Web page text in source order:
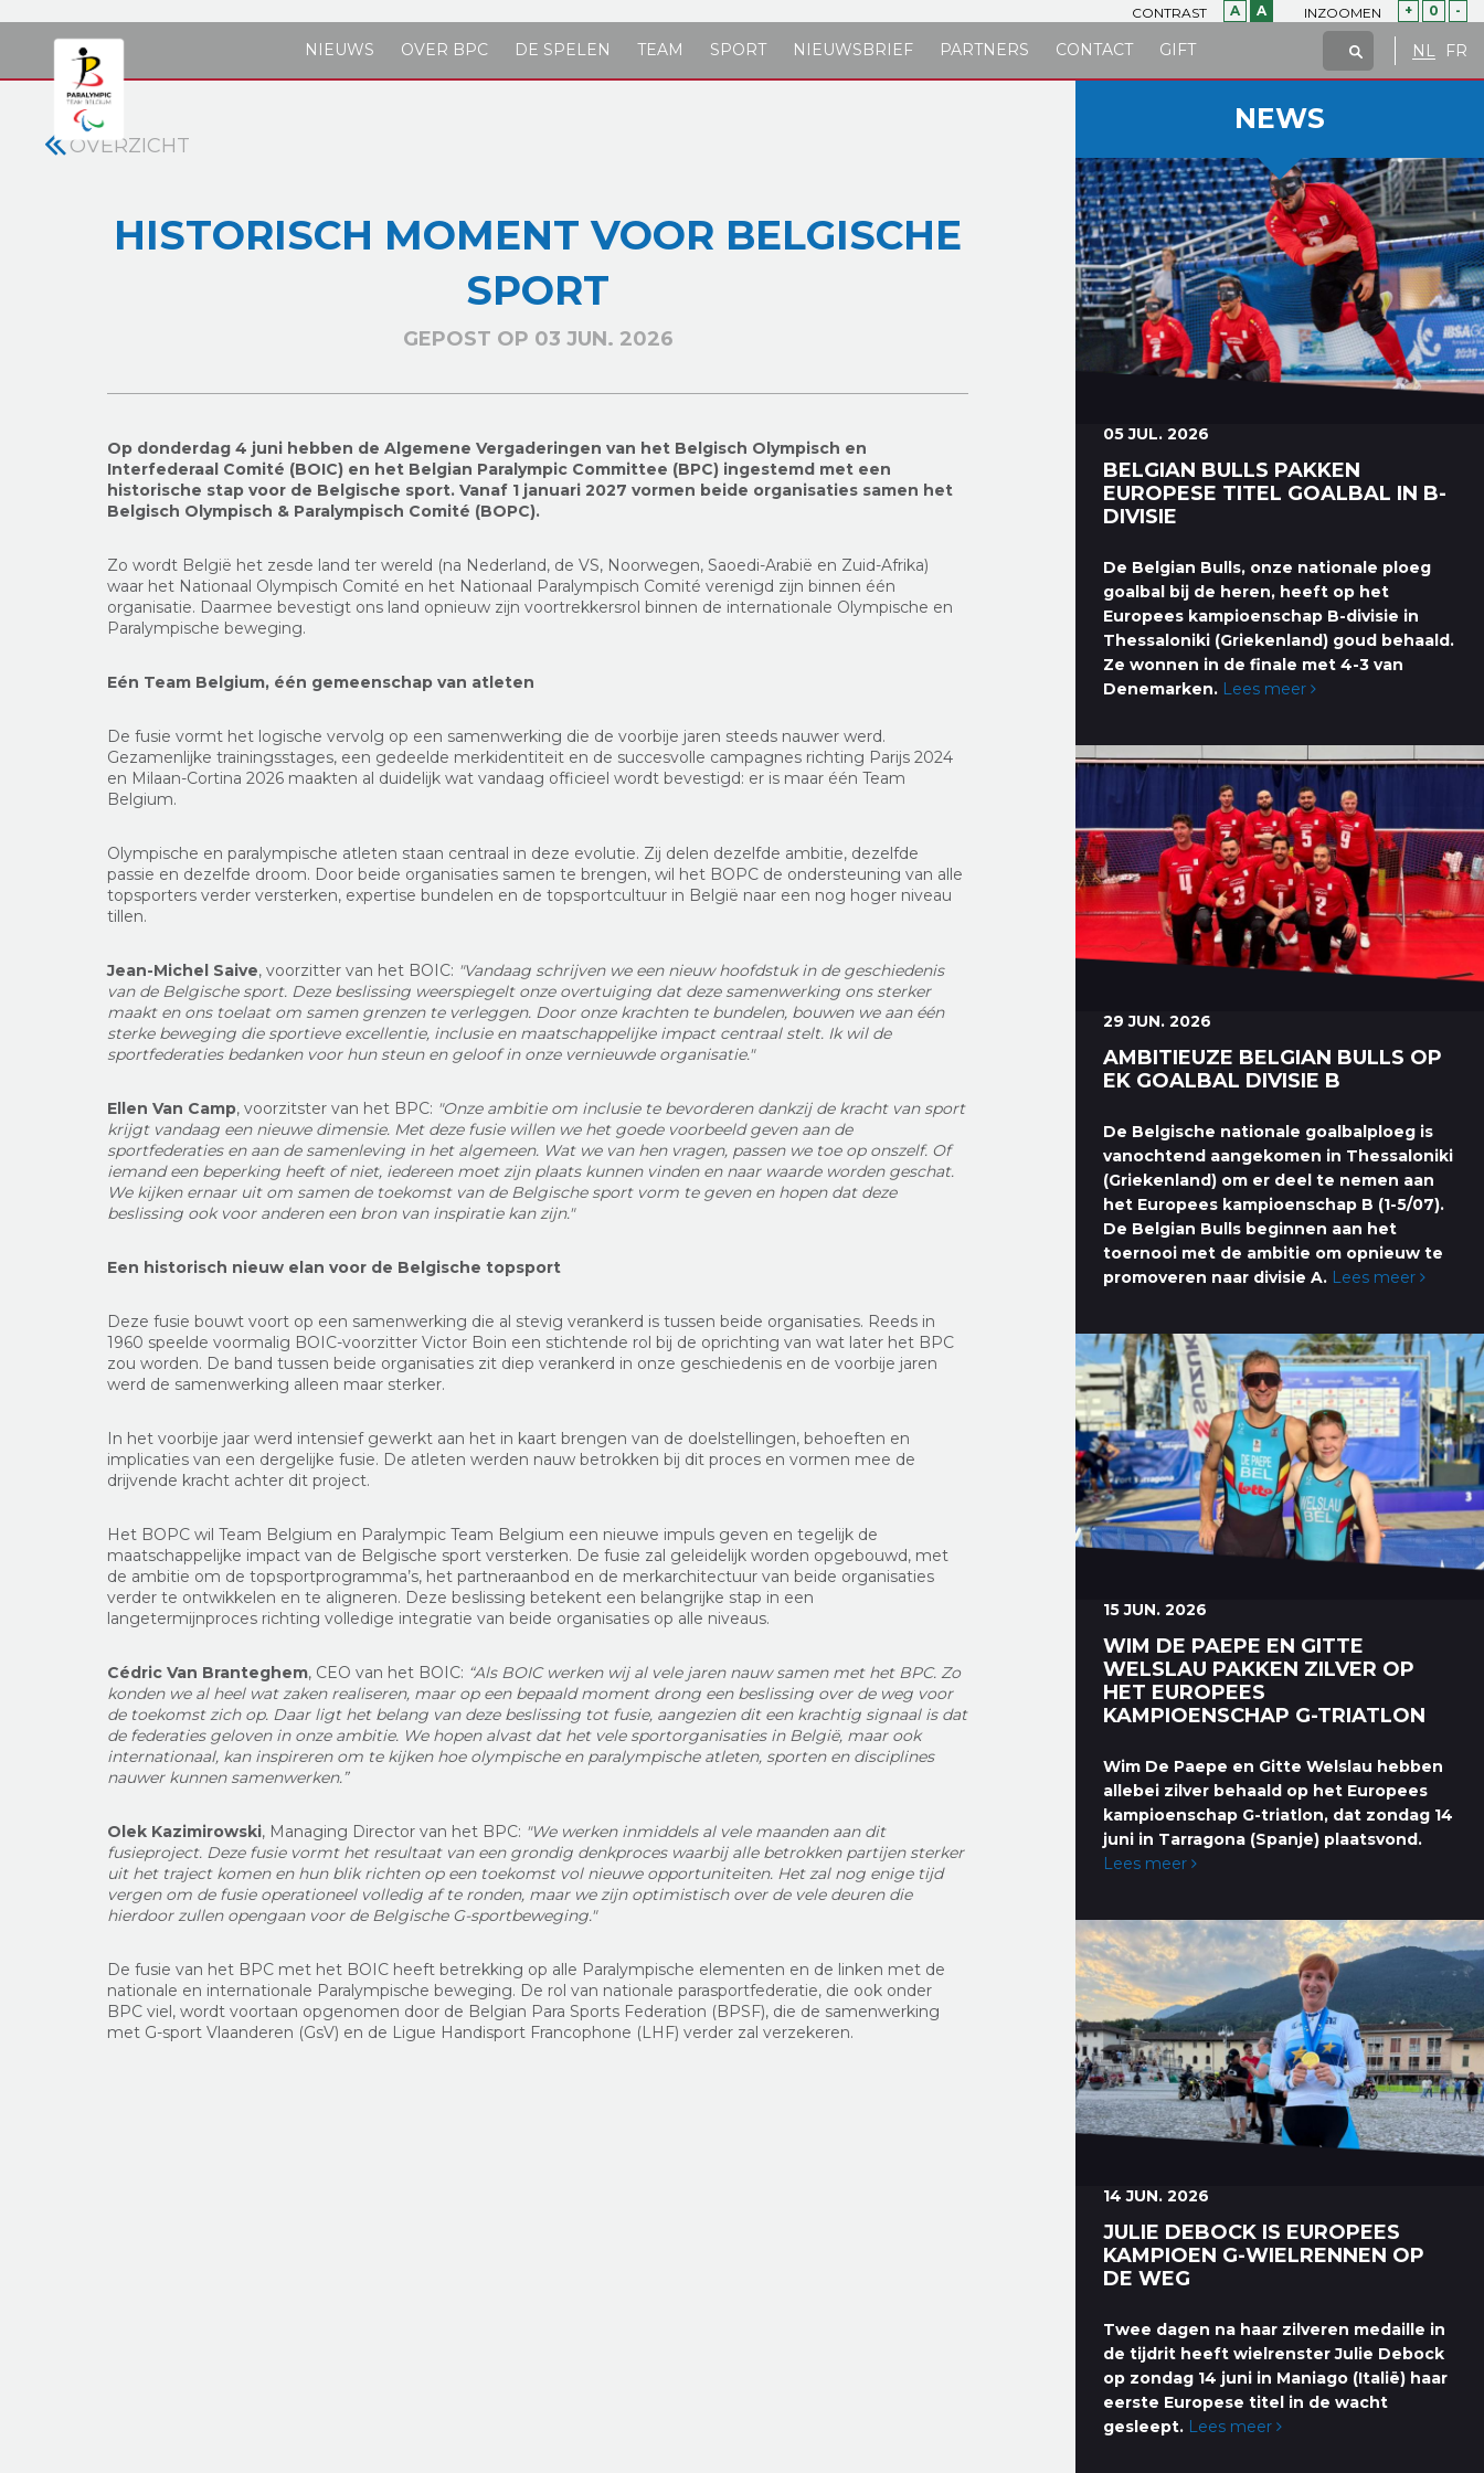
CONTRAST A A INZOOMEN + 0 -
NL FR
NIEUWS OVER BPC DE SPELEN TEAM SPORT NIEUWSBRIEF PARTNERS CONTACT GIFT
OVERZICHT
HISTORISCH MOMENT VOOR BELGISCHE
SPORT
GEPOST OP 03 JUN. 2026
Op donderdag 4 juni hebben de Algemene Vergaderingen van het Belgisch Olympisch en
Interfederaal Comité (BOIC) en het Belgian Paralympic Committee (BPC) ingestemd met een
historische stap voor de Belgische sport. Vanaf 1 januari 2027 vormen beide organisaties samen het
Belgisch Olympisch & Paralympisch Comité (BOPC).
Zo wordt België het zesde land ter wereld (na Nederland, de VS, Noorwegen, Saoedi-Arabië en Zuid-Afrika)
waar het Nationaal Olympisch Comité en het Nationaal Paralympisch Comité verenigd zijn binnen één
organisatie. Daarmee bevestigt ons land opnieuw zijn voortrekkersrol binnen de internationale Olympische en
Paralympische beweging.
Eén Team Belgium, één gemeenschap van atleten
De fusie vormt het logische vervolg op een samenwerking die de voorbije jaren steeds nauwer werd.
Gezamenlijke trainingsstages, een gedeelde merkidentiteit en de succesvolle campagnes richting Parijs 2024
en Milaan-Cortina 2026 maakten al duidelijk wat vandaag officieel wordt bevestigd: er is maar één Team
Belgium.
Olympische en paralympische atleten staan centraal in deze evolutie. Zij delen dezelfde ambitie, dezelfde
passie en dezelfde droom. Door beide organisaties samen te brengen, wil het BOPC de ondersteuning van alle
topsporters verder versterken, expertise bundelen en de topsportcultuur in België naar een nog hoger niveau
tillen.
Jean-Michel Saive, voorzitter van het BOIC: "Vandaag schrijven we een nieuw hoofdstuk in de geschiedenis
van de Belgische sport. Deze beslissing weerspiegelt onze overtuiging dat deze samenwerking ons sterker
maakt en ons toelaat om samen grenzen te verleggen. Door onze krachten te bundelen, bouwen we aan één
sterke beweging die sportieve excellentie, inclusie en maatschappelijke impact centraal stelt. Ik wil de
sportfederaties bedanken voor hun steun en geloof in onze vernieuwde organisatie."
Ellen Van Camp, voorzitster van het BPC: "Onze ambitie om inclusie te bevorderen dankzij de kracht van sport
krijgt vandaag een nieuwe dimensie. Met deze fusie willen we het goede voorbeeld geven aan de
sportfederaties en aan de samenleving in het algemeen. Wat we van hen vragen, passen we toe op onszelf. Of
iemand een beperking heeft of niet, iedereen moet zijn plaats kunnen vinden en naar waarde worden geschat.
We kijken ernaar uit om samen de toekomst van de Belgische sport vorm te geven en hopen dat deze
beslissing ook voor anderen een bron van inspiratie kan zijn."
Een historisch nieuw elan voor de Belgische topsport
Deze fusie bouwt voort op een samenwerking die al stevig verankerd is tussen beide organisaties. Reeds in
1960 speelde voormalig BOIC-voorzitter Victor Boin een stichtende rol bij de oprichting van wat later het BPC
zou worden. De band tussen beide organisaties zit diep verankerd in onze geschiedenis en de voorbije jaren
werd de samenwerking alleen maar sterker.
In het voorbije jaar werd intensief gewerkt aan het in kaart brengen van de doelstellingen, behoeften en
implicaties van een dergelijke fusie. De atleten werden nauw betrokken bij dit proces en vormen mee de
drijvende kracht achter dit project.
Het BOPC wil Team Belgium en Paralympic Team Belgium een nieuwe impuls geven en tegelijk de
maatschappelijke impact van de Belgische sport versterken. De fusie zal geleidelijk worden opgebouwd, met
de ambitie om de topsportprogramma’s, het partneraanbod en de merkarchitectuur van beide organisaties
verder te ontwikkelen en te aligneren. Deze beslissing betekent een belangrijke stap in een
langetermijnproces richting volledige integratie van beide organisaties op alle niveaus.
Cédric Van Branteghem, CEO van het BOIC: “Als BOIC werken wij al vele jaren nauw samen met het BPC. Zo
konden we al heel wat zaken realiseren, maar op een bepaald moment drong een beslissing over de weg voor
de toekomst zich op. Daar ligt het belang van deze beslissing tot fusie, aangezien dit een krachtig signaal is dat
de federaties geloven in onze ambitie. We hopen alvast dat het vele sportorganisaties in België, maar ook
internationaal, kan inspireren om te kijken hoe olympische en paralympische atleten, sporten en disciplines
nauwer kunnen samenwerken.”
Olek Kazimirowski, Managing Director van het BPC: "We werken inmiddels al vele maanden aan dit
fusieproject. Deze fusie vormt het resultaat van een grondig denkproces waarbij alle betrokken partijen sterker
uit het traject komen en hun blik richten op een toekomst vol nieuwe opportuniteiten. Het zal nog enige tijd
vergen om de fusie operationeel volledig af te ronden, maar we zijn optimistisch over de vele deuren die
hierdoor zullen opengaan voor de Belgische G-sportbeweging."
De fusie van het BPC met het BOIC heeft betrekking op alle Paralympische elementen en de linken met de
nationale en internationale Paralympische beweging. De rol van nationale parasportfederatie, die ook onder
BPC viel, wordt voortaan opgenomen door de Belgian Para Sports Federation (BPSF), die de samenwerking
met G-sport Vlaanderen (GsV) en de Ligue Handisport Francophone (LHF) verder zal verzekeren.
NEWS
05 JUL. 2026
BELGIAN BULLS PAKKEN
EUROPESE TITEL GOALBAL IN B-
DIVISIE
De Belgian Bulls, onze nationale ploeg
goalbal bij de heren, heeft op het
Europees kampioenschap B-divisie in
Thessaloniki (Griekenland) goud behaald.
Ze wonnen in de finale met 4-3 van
Denemarken. Lees meer
29 JUN. 2026
AMBITIEUZE BELGIAN BULLS OP
EK GOALBAL DIVISIE B
De Belgische nationale goalbalploeg is
vanochtend aangekomen in Thessaloniki
(Griekenland) om er deel te nemen aan
het Europees kampioenschap B (1-5/07).
De Belgian Bulls beginnen aan het
toernooi met de ambitie om opnieuw te
promoveren naar divisie A. Lees meer
15 JUN. 2026
WIM DE PAEPE EN GITTE
WELSLAU PAKKEN ZILVER OP
HET EUROPEES
KAMPIOENSCHAP G-TRIATLON
Wim De Paepe en Gitte Welslau hebben
allebei zilver behaald op het Europees
kampioenschap G-triatlon, dat zondag 14
juni in Tarragona (Spanje) plaatsvond.
Lees meer
14 JUN. 2026
JULIE DEBOCK IS EUROPEES
KAMPIOEN G-WIELRENNEN OP
DE WEG
Twee dagen na haar zilveren medaille in
de tijdrit heeft wielrenster Julie Debock
op zondag 14 juni in Maniago (Italië) haar
eerste Europese titel in de wacht
gesleept. Lees meer